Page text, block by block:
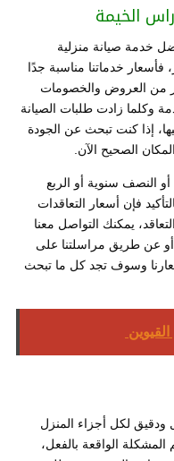
الخيمة
خدمة صيانة منزلية
خدماتنا مناسبة جدًا
من العروض والخصومات
وكلما زادت طلبات الصيانة
إذا كنت تبحث عن الجودة
الصحيح الآن.
أو النصف سنوية أو الربع
فإن أسعار التعاقدات
يمكنك التواصل معنا
عن طريق مراسلتنا على
وسوف تجد كل ما تبحث
لكل أجزاء المنزل
الواقعة بالفعل،